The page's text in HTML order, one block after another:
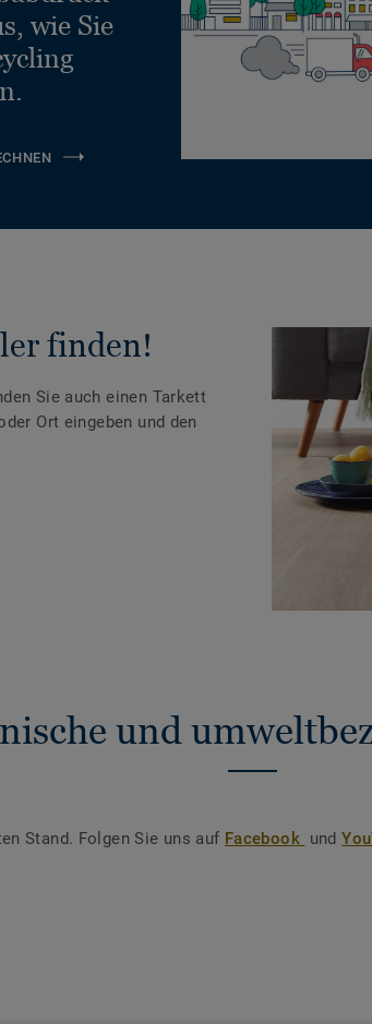
wie Sie
finden!
Sie auch einen Tarkett
Ort eingeben und den
und
Stand. Folgen Sie uns auf Facebook und